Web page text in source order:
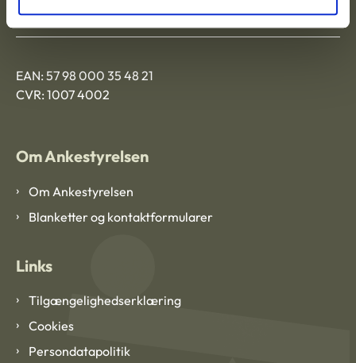
Ankestyrelsen København
EAN: 57 98 000 35 48 21
CVR: 1007 4002
Om Ankestyrelsen
Om Ankestyrelsen
Blanketter og kontaktformularer
Links
Tilgængelighedserklæring
Cookies
Persondatapolitik